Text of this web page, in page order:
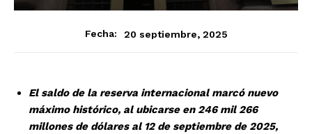
Fecha: 20 septiembre, 2025
El saldo de la reserva internacional marcó nuevo
máximo histórico, al ubicarse en 246 mil 266
millones de dólares al 12 de septiembre de 2025,